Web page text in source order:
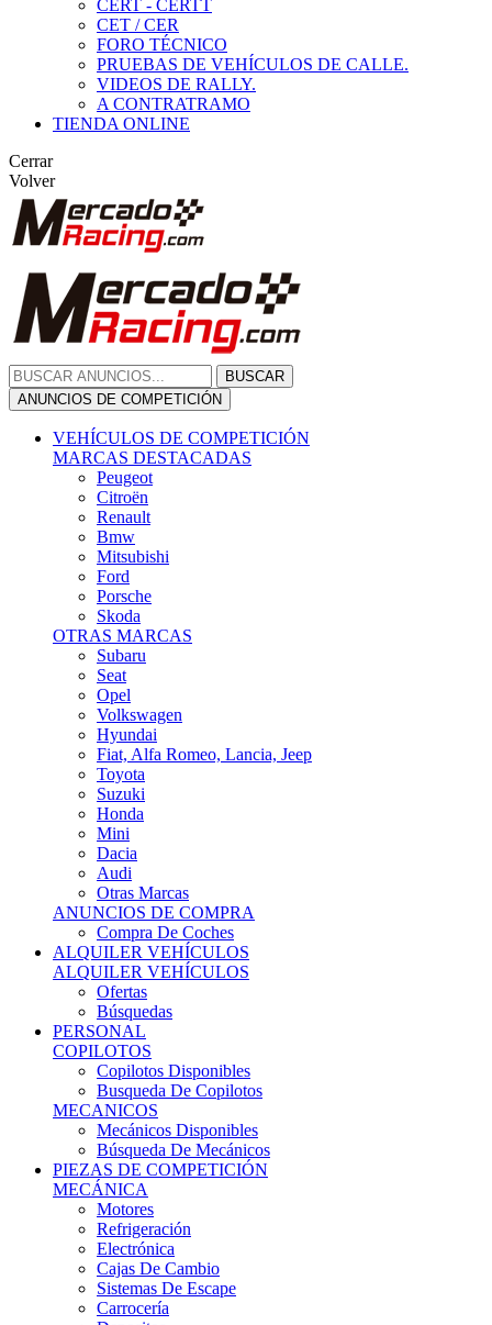
CERT - CERTT
CET / CER
FORO TÉCNICO
PRUEBAS DE VEHÍCULOS DE CALLE.
VIDEOS DE RALLY.
A CONTRATRAMO
TIENDA ONLINE
Cerrar
Volver
BUSCAR
ANUNCIOS DE COMPETICIÓN
VEHÍCULOS DE COMPETICIÓN
MARCAS DESTACADAS
Peugeot
Citroën
Renault
Bmw
Mitsubishi
Ford
Porsche
Skoda
OTRAS MARCAS
Subaru
Seat
Opel
Volkswagen
Hyundai
Fiat, Alfa Romeo, Lancia, Jeep
Toyota
Suzuki
Honda
Mini
Dacia
Audi
Otras Marcas
ANUNCIOS DE COMPRA
Compra De Coches
ALQUILER VEHÍCULOS
ALQUILER VEHÍCULOS
Ofertas
Búsquedas
PERSONAL
COPILOTOS
Copilotos Disponibles
Busqueda De Copilotos
MECANICOS
Mecánicos Disponibles
Búsqueda De Mecánicos
PIEZAS DE COMPETICIÓN
MECÁNICA
Motores
Refrigeración
Electrónica
Cajas De Cambio
Sistemas De Escape
Carrocería